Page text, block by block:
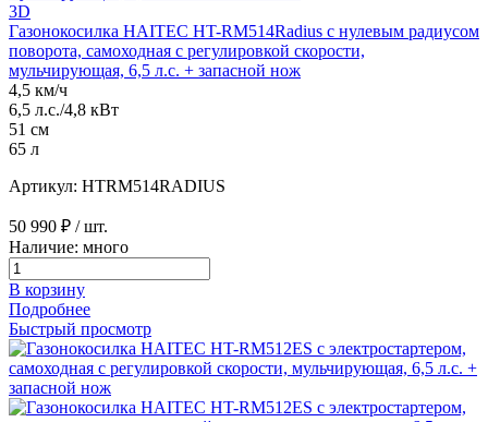
3D
Газонокосилка HAITEC HT-RM514Radius с нулевым радиусом
поворота, самоходная с регулировкой скорости,
мульчирующая, 6,5 л.с. + запасной нож
4,5 км/ч
6,5 л.с./4,8 кВт
51 см
65 л
Артикул: HTRM514RADIUS
50 990 ₽ / шт.
Наличие: много
В корзину
Подробнее
Быстрый просмотр